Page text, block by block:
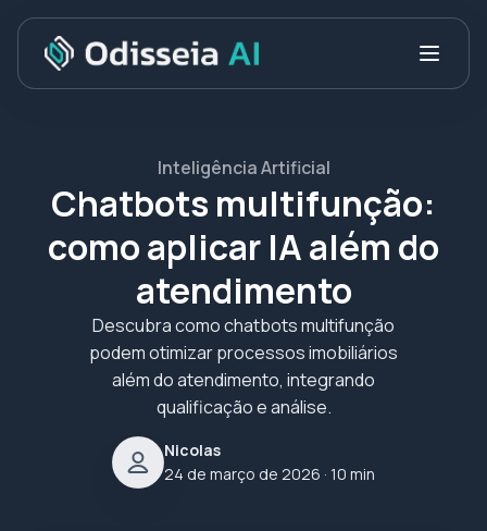
Inteligência Artificial
Chatbots multifunção:
como aplicar IA além do
atendimento
Descubra como chatbots multifunção
podem otimizar processos imobiliários
além do atendimento, integrando
qualificação e análise.
Nicolas
24 de março de 2026 · 10 min